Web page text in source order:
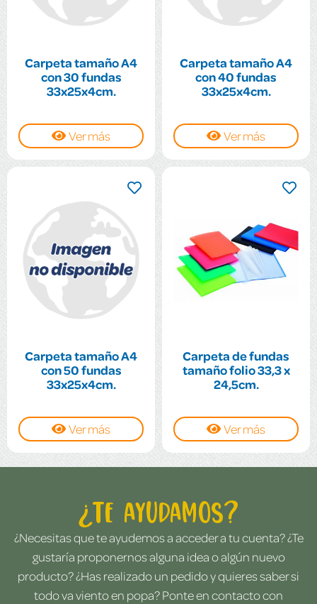
Carpeta tamaño A4
con 30 fundas
33x25x4cm.
Ver más
Carpeta tamaño A4
con 40 fundas
33x25x4cm.
Ver más
Carpeta tamaño A4
con 50 fundas
33x25x4cm.
Ver más
Carpeta de fundas
tamaño folio 33,3 x
24,5cm.
Ver más
¿Te ayudamos?
¿Necesitas que te ayudemos a acceder a tu cuenta? ¿Te
gustaría proponernos alguna idea o algún nuevo
producto? ¿Has realizado un pedido y quieres saber si
todo va viento en popa? Ponte en contacto con